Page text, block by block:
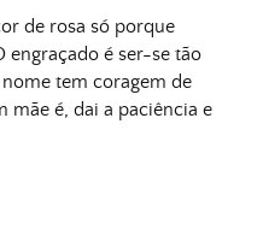
de rosa só porque
engraçado é ser-se tão
tem coragem de
mãe é, dai a paciência e